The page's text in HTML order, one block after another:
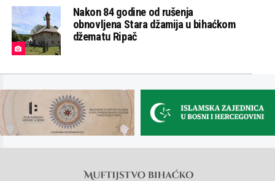
Nakon 84 godine od rušenja
obnovljena Stara džamija u bihaćkom
džematu Ripač